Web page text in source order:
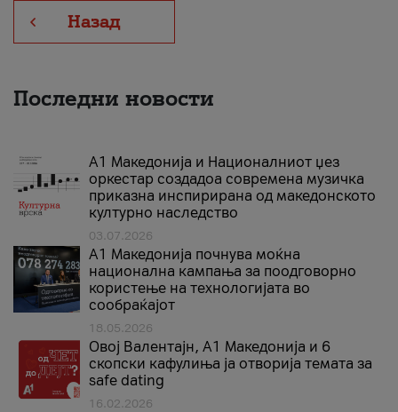
Назад
Последни новости
А1 Македонија и Националниот џез
оркестар создадоа современа музичка
приказна инспирирана од македонското
културно наследство
03.07.2026
A1 Македонија почнува моќна
национална кампања за поодговорно
користење на технологијата во
сообраќајот
18.05.2026
Овој Валентајн, A1 Македонија и 6
скопски кафулиња ја отворија темата за
safe dating
16.02.2026